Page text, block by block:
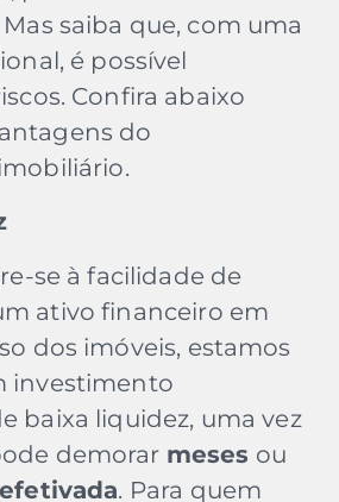
saiba que, com uma
é possível
Confira abaixo
do
se à facilidade de
ativo financeiro em
dos imóveis, estamos
investimento
baixa liquidez, uma vez
demorar meses ou
efetivada. Para quem